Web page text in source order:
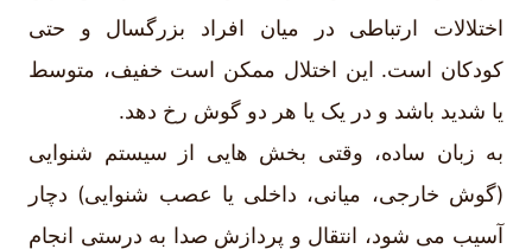
اختلالات ارتباطی در میان افراد بزرگسال و حتی
کودکان است. این اختلال ممکن است خفیف، متوسط
یا شدید باشد و در یک یا هر دو گوش رخ دهد.
به زبان ساده، وقتی بخش هایی از سیستم شنوایی
(گوش خارجی، میانی، داخلی یا عصب شنوایی) دچار
آسیب می شود، انتقال و پردازش صدا به درستی انجام